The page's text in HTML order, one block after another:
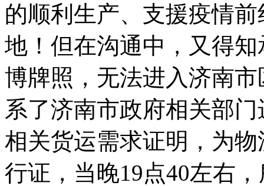
的顺利生产、支援疫情
地！但在沟通中，又得
博牌照，无法进入济南
系了济南市政府相关部
相关货运需求证明，为
行证，当晚19点40左右